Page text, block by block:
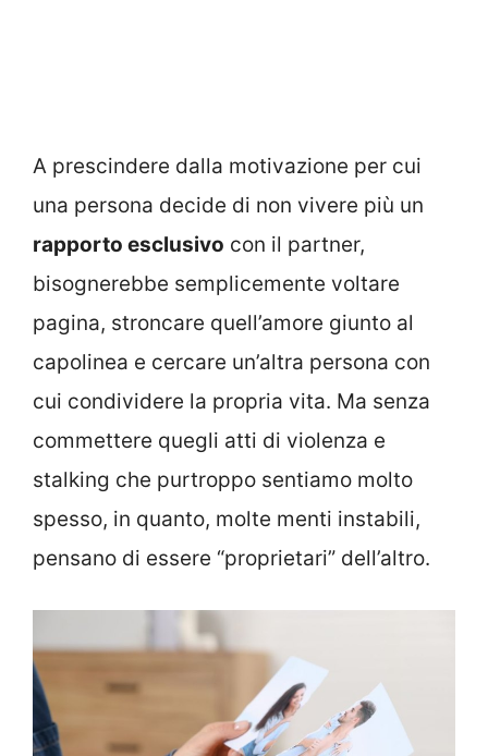
A prescindere dalla motivazione per cui
una persona decide di non vivere più un
rapporto esclusivo con il partner,
bisognerebbe semplicemente voltare
pagina, stroncare quell’amore giunto al
capolinea e cercare un’altra persona con
cui condividere la propria vita. Ma senza
commettere quegli atti di violenza e
stalking che purtroppo sentiamo molto
spesso, in quanto, molte menti instabili,
pensano di essere “proprietari” dell’altro.